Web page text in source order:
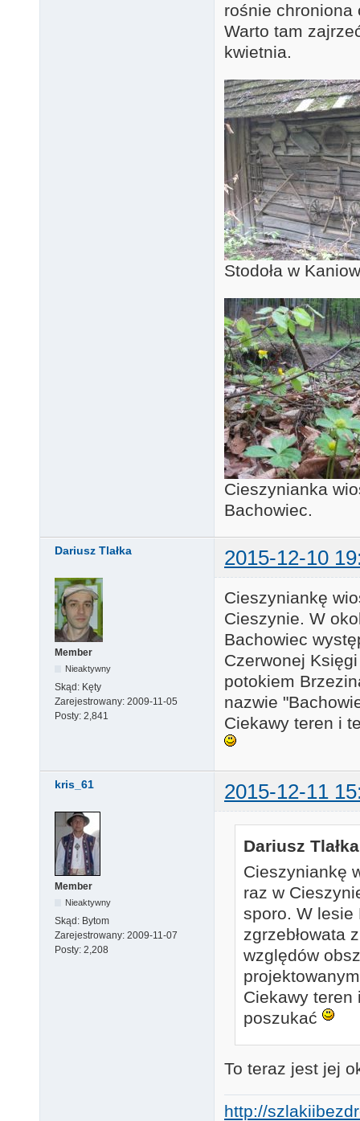
rośnie chroniona
Warto tam
kwietnia.
Stodoła w
Cieszynianka
Bachowiec.
Dariusz Tlałka 2015-12-10
Member
Nieaktywny
Skąd: Kęty
Zarejestrowany: 2009-11-05
Posty: 2,841
Cieszyniankę
Cieszynie. W
Bachowiec
Czerwonej
potokiem
nazwie
Ciekawy teren i
kris_61 2015-12-11
Member
Nieaktywny
Skąd: Bytom
Zarejestrowany: 2009-11-07
Posty: 2,208
Dariusz
Cieszyniankę
raz w
sporo. W lesie
zgrzebłowata
względów
Ciekawy teren
poszukać
To teraz jest jej
http://